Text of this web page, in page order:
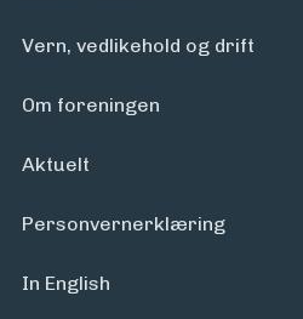
Vern, vedlikehold og drift
Om foreningen
Aktuelt
Personvern­erklæring
In English